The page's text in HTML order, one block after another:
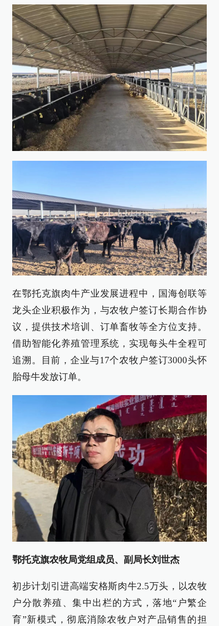
在鄂托克旗肉牛产业发展进程中，国海创联等
龙头企业积极作为，与农牧户签订长期合作协
议，提供技术培训、订单畜牧等全方位支持。
借助智能化养殖管理系统，实现每头牛全程可
追溯。目前，企业与17个农牧户签订3000头怀
胎母牛发放订单。
鄂托克旗农牧局党组成员、 副局长刘世杰
初步计划引进高端安格斯肉牛2.5万头，以农牧
户分散养殖、集中出栏的方式，落地“户繁企
育”新模式，彻底消除农牧户对产品销售的担